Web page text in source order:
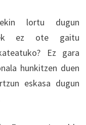
lortu dugun
ez ote gaitu
Ez gara
hunkitzen duen
eskasa dugun